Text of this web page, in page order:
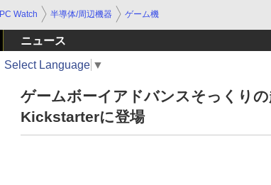
PC Watch 半導体/周辺機器 ゲーム機
ニュース
Select Language ▼
ゲームボーイアドバンスそっくり
Kickstarterに登場